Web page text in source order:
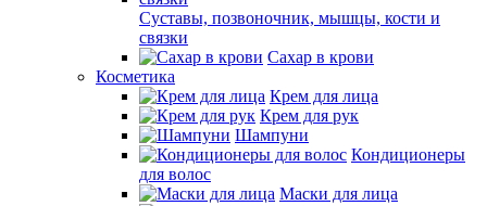
Суставы, позвоночник, мышцы, кости и
связки
Сахар в крови
Косметика
Крем для лица
Крем для рук
Шампуни
Кондиционеры
для волос
Маски для лица